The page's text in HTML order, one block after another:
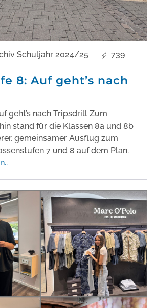
Schuljahr 2024/25
739
8: Auf geht’s nach
nach Tripsdrill Zum
stand für die Klassen 8a und 8b
gemeinsamer Ausflug zum
7 und 8 auf dem Plan.